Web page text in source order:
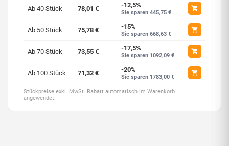
Ab 40 Stück 78,01 € -12,5%
Sie sparen 445,75 €
Ab 50 Stück 75,78 € -15%
Sie sparen 668,63 €
Ab 70 Stück 73,55 € -17,5%
Sie sparen 1092,09 €
Ab 100 Stück 71,32 € -20%
Sie sparen 1783,00 €
Stückpreise exkl. MwSt. Rabatt automatisch im Warenkorb
angewendet.